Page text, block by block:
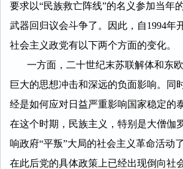
要求以“民族救亡阵线”的名义参加当年
武器回归议会斗争了。因此，自1994年
社会主义政党有以下两个方面的变化。
一方面，二十世纪末苏联解体和东欧
巨大的思想冲击和深远的负面影响。同
经是如何应对日益严重影响国家稳定的
在这个时期，民族主义，特别是大僧伽
响政府“平叛”大局的社会主义革命活动
在此后党的具体政策上已经出现倒向社